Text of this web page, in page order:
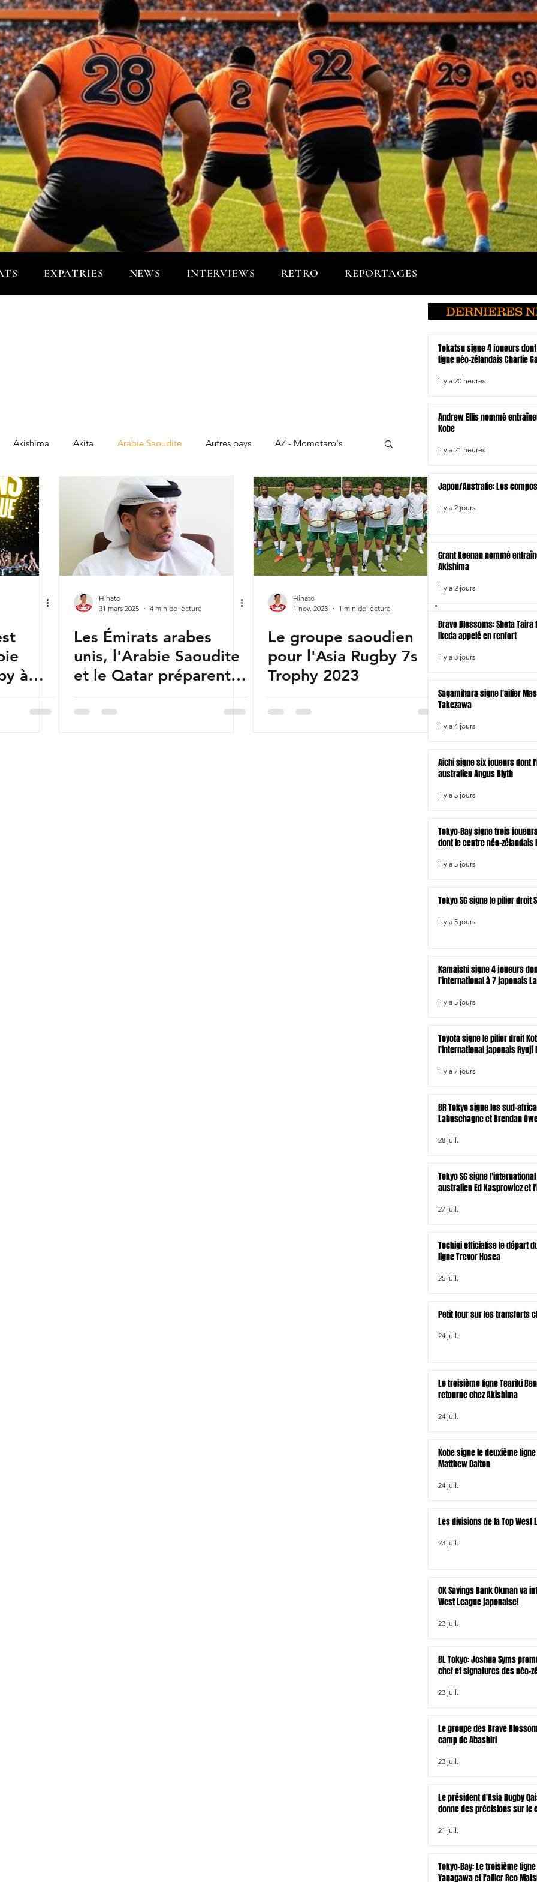
EXPATRIES NEWS INTERVIEWS RETRO REPORTAGES
Akishima Akita Arabie Saoudite Autres pays AZ - Momotaro's
Blues BR Tokyo Brunei Chubu Electric Power
Corée du Sud Emirats arabes unis Expatriés Fukuoka
à
année
Hinato
31 mars 2025
4 min de lecture
Les Émirats arabes
unis, l'Arabie Saoudite
et le Qatar préparent
une candidature
commune pour
Hinato
1 nov. 2023
1 min de lecture
Le groupe saoudien
pour l'Asia Rugby 7s
Trophy 2023
DERNIERES
Tokatsu signe 4 joueurs
ligne néo-zélandais Charlie
il y a 20 heures
Andrew Ellis nommé
Kobe
il y a 21 heures
Japon/Australie: Les compos
il y a 2 jours
Grant Keenan nommé
Akishima
il y a 2 jours
Brave Blossoms: Shota Taira
Ikeda appelé en renfort
il y a 3 jours
Sagamihara signe l'ailier
Takezawa
il y a 4 jours
Aichi signe six joueurs dont
australien Angus Blyth
il y a 5 jours
Tokyo-Bay signe trois
dont le centre néo-zélandais
il y a 5 jours
Tokyo SG signe le pilier droit
il y a 5 jours
Kamaishi signe 4 joueurs
l'international à 7 japonais
il y a 5 jours
Toyota signe le pilier droit
l'international japonais Ryuji
il y a 7 jours
BR Tokyo signe les sud-
Labuschagne et Brendan
28 juil.
Tokyo SG signe l'international
australien Ed Kasprowicz et
27 juil.
Tochigi officialise le départ
ligne Trevor Hosea
25 juil.
Petit tour sur les transferts
24 juil.
Le troisième ligne Teariki
retourne chez Akishima
24 juil.
Kobe signe le deuxième
Matthew Dalton
24 juil.
Les divisions de la Top West
23 juil.
OK Savings Bank Okman va
West League japonaise!
23 juil.
BL Tokyo: Joshua Syms
chef et signatures des néo-
23 juil.
Le groupe des Brave
camp de Abashiri
23 juil.
Le président d'Asia Rugby
donne des précisions sur le
venir
21 juil.
Tokyo-Bay: Le troisième
Yanagawa et l'ailier Reo